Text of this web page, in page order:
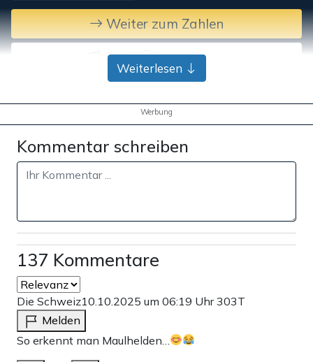
Weiter zum Zahlen
Bank-Überweisung
Weiterlesen
Werbung
Kommentar schreiben
137 Kommentare
Die Schweiz10.10.2025 um 06:19 Uhr303T
Melden
So erkennt man Maulhelden…